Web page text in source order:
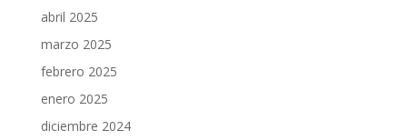
abril 2025
marzo 2025
febrero 2025
enero 2025
diciembre 2024